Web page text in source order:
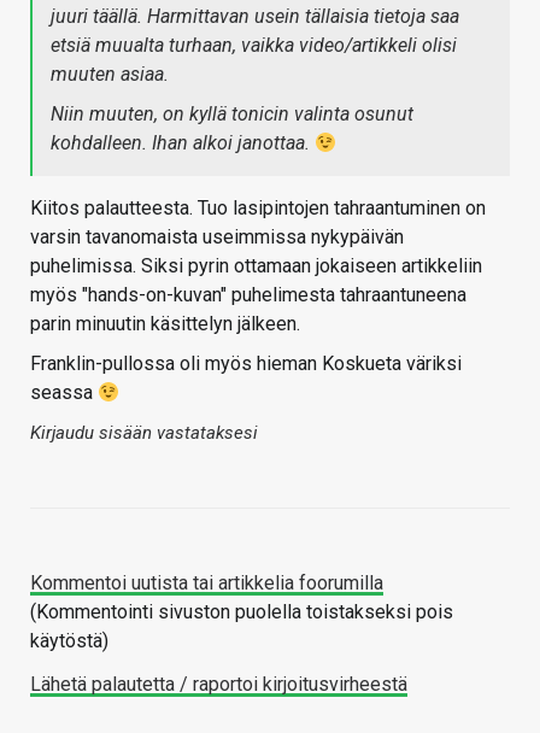
juuri täällä. Harmittavan usein tällaisia tietoja saa
etsiä muualta turhaan, vaikka video/artikkeli olisi
muuten asiaa.
Niin muuten, on kyllä tonicin valinta osunut
kohdalleen. Ihan alkoi janottaa.
Kiitos palautteesta. Tuo lasipintojen tahraantuminen on
varsin tavanomaista useimmissa nykypäivän
puhelimissa. Siksi pyrin ottamaan jokaiseen artikkeliin
myös "hands-on-kuvan" puhelimesta tahraantuneena
parin minuutin käsittelyn jälkeen.
Franklin-pullossa oli myös hieman Koskueta väriksi
seassa
Kirjaudu sisään vastataksesi
Kommentoi uutista tai artikkelia foorumilla
(Kommentointi sivuston puolella toistakseksi pois
käytöstä)
Lähetä palautetta / raportoi kirjoitusvirheestä